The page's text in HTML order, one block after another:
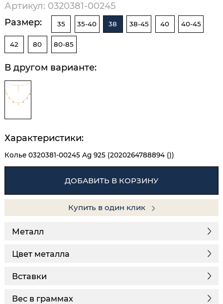
Артикул: 0320381-00245
Размер:
35 35-40 38 38-45 40 40-45
42 80 80-85
В другом варианте:
Характеристики:
Колье 0320381-00245 Ag 925 (2020264788894 ())
ДОБАВИТЬ В КОРЗИНУ
Купить в один клик
Металл
Цвет металла
Вставки
Вес в граммах